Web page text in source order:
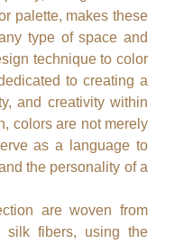
palette, makes these
type of space and
technique to color
to creating a
and creativity within
colors are not merely
as a language to
the personality of a
are woven from
silk fibers, using the